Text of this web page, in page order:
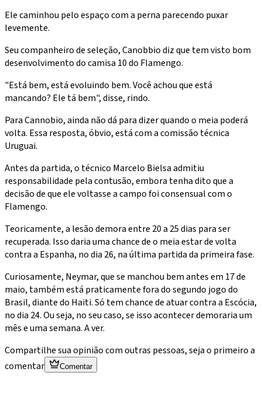
Ele caminhou pelo espaço com a perna parecendo puxar
levemente.
Seu companheiro de seleção, Canobbio diz que tem visto bom
desenvolvimento do camisa 10 do Flamengo.
"Está bem, está evoluindo bem. Você achou que está
mancando? Ele tá bem", disse, rindo.
Para Cannobio, ainda não dá para dizer quando o meia poderá
volta. Essa resposta, óbvio, está com a comissão técnica
Uruguai.
Antes da partida, o técnico Marcelo Bielsa admitiu
responsabilidade pela contusão, embora tenha dito que a
decisão de que ele voltasse a campo foi consensual com o
Flamengo.
Teoricamente, a lesão demora entre 20 a 25 dias para ser
recuperada. Isso daria uma chance de o meia estar de volta
contra a Espanha, no dia 26, na última partida da primeira fase.
Curiosamente, Neymar, que se manchou bem antes em 17 de
maio, também está praticamente fora do segundo jogo do
Brasil, diante do Haiti. Só tem chance de atuar contra a Escócia,
no dia 24. Ou seja, no seu caso, se isso acontecer demoraria um
mês e uma semana. A ver.
Compartilhe sua opinião com outras pessoas, seja o primeiro a
comentar
Comentar